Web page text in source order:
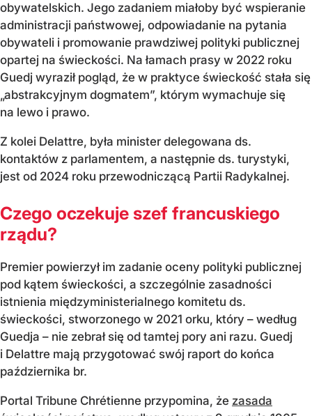
obywatelskich. Jego zadaniem miałoby być wspieranie
administracji państwowej, odpowiadanie na pytania
obywateli i promowanie prawdziwej polityki publicznej
opartej na świeckości. Na łamach prasy w 2022 roku
Guedj wyraził pogląd, że w praktyce świeckość stała się
„abstrakcyjnym dogmatem”, którym wymachuje się
na lewo i prawo.
Z kolei Delattre, była minister delegowana ds.
kontaktów z parlamentem, a następnie ds. turystyki,
jest od 2024 roku przewodniczącą Partii Radykalnej.
Czego oczekuje szef francuskiego
rządu?
Premier powierzył im zadanie oceny polityki publicznej
pod kątem świeckości, a szczególnie zasadności
istnienia międzyministerialnego komitetu ds.
świeckości, stworzonego w 2021 orku, który – według
Guedja – nie zebrał się od tamtej pory ani razu. Guedj
i Delattre mają przygotować swój raport do końca
października br.
Portal Tribune Chrétienne przypomina, że zasada